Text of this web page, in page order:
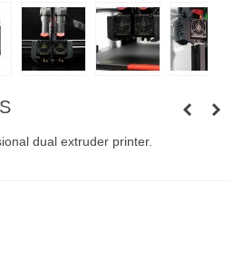
dual extruder printer.